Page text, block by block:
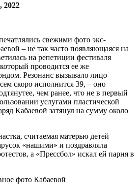
2022
свежими фото экс-
– не так часто появляющаяся на
на репетиции фестиваля
проводится ее же
Резонанс вызывало лицо
скоро исполнится 39, – оно
чем ранее, что не в первый
услугами пластической
Кабаевой затянул на сумму около
фото Кабаевой